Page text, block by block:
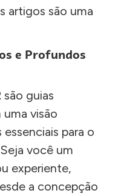
artigos são uma
e Profundos
são guias
visão
para o
você um
experiente,
a concepção